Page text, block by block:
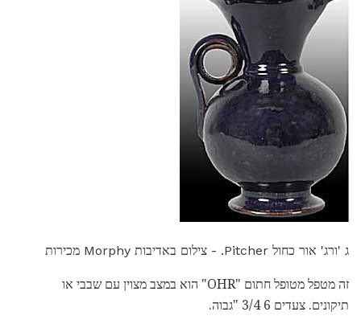
ג 'ורג' אור כחול Pitcher. - צילום באדיבות Morphy מכירות
זה מטפל מטופל חתום "OHR" הוא במצב מצוין עם שבבי או
תיקונים. צעדים 6 3/4 "גבוה.